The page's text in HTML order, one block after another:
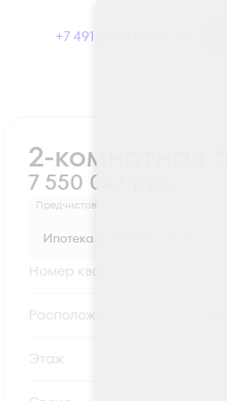
+7 491 230-03-03
2-комнатная
7 550 047 руб.
Предчистовая отделка
Ипотека
Номер квартиры
Секция
Этаж